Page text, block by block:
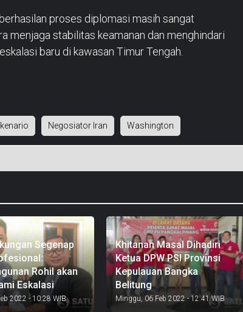
proses diplomasi masih sangat
menjaga stabilitas keamanan dan menghindari
baru di kawasan Timur Tengah.
Negosiator Iran Washington
Segenap
Rohil akan
Eskalasi
2022 - 10:28 WIB
Khitanan Masal Dihadiri
Ketua DPW PSI Provinsi
Kepulauan Bangka
Belitung
Minggu, 06 Feb 2022 - 12:41 WIB